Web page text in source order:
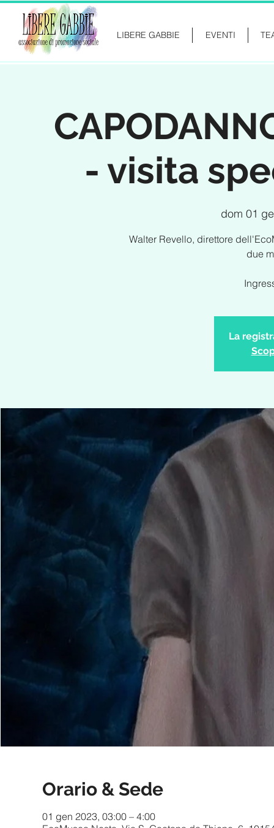
LIBERE GABBIE EVENTI
- visita
dom 01
Walter Revello, direttore
due
La
Orario & Sede
01 gen 2023, 03:00 – 4:00